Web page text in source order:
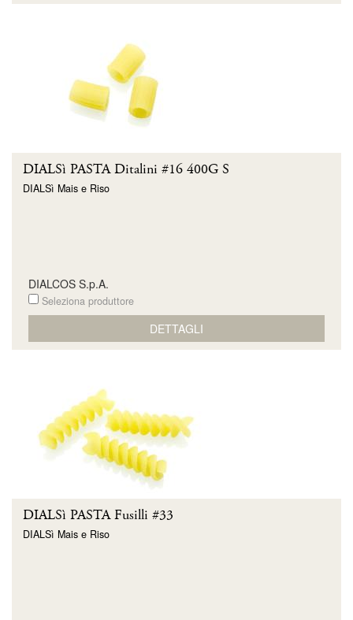
DIALSì PASTA Ditalini #16 400G S
DIALSì Mais e Riso
DIALCOS S.p.A.
Seleziona produttore
DETTAGLI
DIALSì PASTA Fusilli #33
DIALSì Mais e Riso